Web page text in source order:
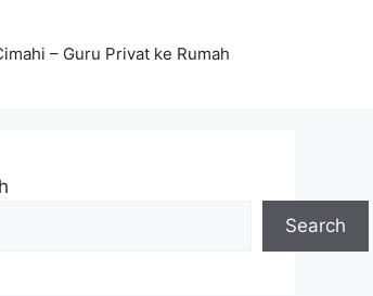
– Guru Privat ke Rumah
Search